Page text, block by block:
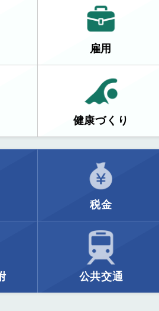
雇用
健康づくり
税金
公共交通